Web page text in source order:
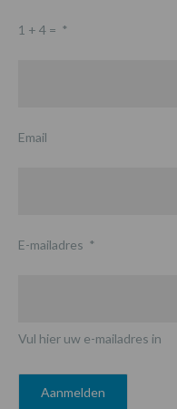
1 + 4 = *
Email
E-mailadres *
Vul hier uw e-mailadres in